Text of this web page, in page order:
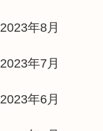
2023年8月
2023年7月
2023年6月